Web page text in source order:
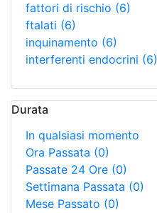
fattori di rischio (6)
ftalati (6)
inquinamento (6)
interferenti endocrini (6)
Durata
In qualsiasi momento
Ora Passata (0)
Passate 24 Ore (0)
Settimana Passata (0)
Mese Passato (0)